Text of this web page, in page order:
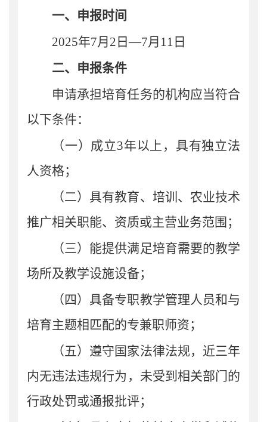
一、 申报时间
2025年7月 2 日—7月 11 日
二、申报条件
申请承担培育任务的机构应当符合
以下条件：
（一）成立3年以上，具有独立法
人资格；
（二）具有教育、培训、农业技术
推广相关职能、资质或主营业务范围；
（三）能提供满足培育需要的教学
场所及教学设施设备；
（四）具备专职教学管理人员和与
培育主题相匹配的专兼职师资；
（五） 遵守国家法律法规，近三年
内无违法违规行为，未受到相关部门的
行政处罚或通报批评；